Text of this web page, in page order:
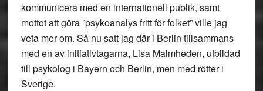
kommunicera med en internationell publik, samt
mottot att göra ”psykoanalys fritt för folket” ville jag
veta mer om. Så nu satt jag där i Berlin tillsammans
med en av initiativtagarna, Lisa Malmheden, utbildad
till psykolog i Bayern och Berlin, men med rötter i
Sverige.